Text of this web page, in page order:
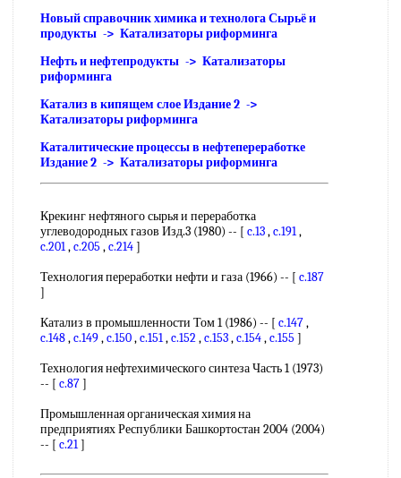
Новый справочник химика и технолога Сырьё и
продукты -> Катализаторы риформинга
Нефть и нефтепродукты -> Катализаторы
риформинга
Катализ в кипящем слое Издание 2 ->
Катализаторы риформинга
Каталитические процессы в нефтепереработке
Издание 2 -> Катализаторы риформинга
Крекинг нефтяного сырья и переработка
углеводородных газов Изд.3 (1980) -- [ c.13,c.191,
c.201,c.205 ,c.214]
Технология переработки нефти и газа (1966) -- [ c.187
]
Катализ в промышленности Том 1 (1986) -- [ c.147,
c.148,c.149,c.150,c.151,c.152,c.153,c.154,c.155 ]
Технология нефтехимического синтеза Часть 1 (1973)
-- [ c.87]
Промышленная органическая химия на
предприятиях Республики Башкортостан 2004 (2004)
-- [ c.21]